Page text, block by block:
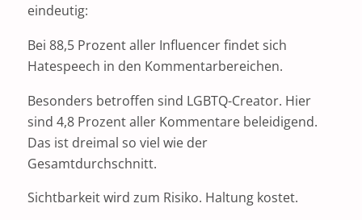
eindeutig:
Bei 88,5 Prozent aller Influencer findet sich
Hatespeech in den Kommentarbereichen.
Besonders betroffen sind LGBTQ-Creator. Hier
sind 4,8 Prozent aller Kommentare beleidigend.
Das ist dreimal so viel wie der
Gesamtdurchschnitt.
Sichtbarkeit wird zum Risiko. Haltung kostet.